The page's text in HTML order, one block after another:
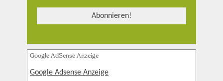
Google AdSense Anzeige
Google Adsense Anzeige